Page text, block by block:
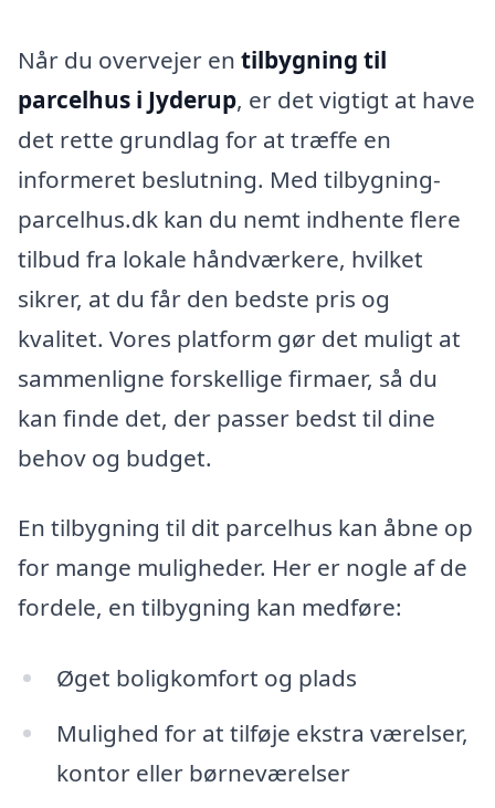
Når du overvejer en tilbygning til
parcelhus i Jyderup, er det vigtigt at have
det rette grundlag for at træffe en
informeret beslutning. Med tilbygning-
parcelhus.dk kan du nemt indhente flere
tilbud fra lokale håndværkere, hvilket
sikrer, at du får den bedste pris og
kvalitet. Vores platform gør det muligt at
sammenligne forskellige firmaer, så du
kan finde det, der passer bedst til dine
behov og budget.
En tilbygning til dit parcelhus kan åbne op
for mange muligheder. Her er nogle af de
fordele, en tilbygning kan medføre:
Øget boligkomfort og plads
Mulighed for at tilføje ekstra værelser,
kontor eller børneværelser